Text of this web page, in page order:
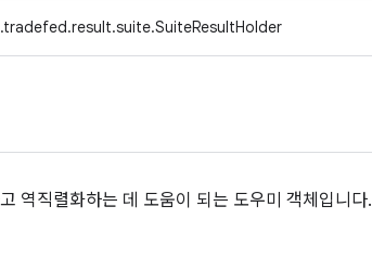
역직렬화하는 데 도움이 되는 도우미 객체입니다.